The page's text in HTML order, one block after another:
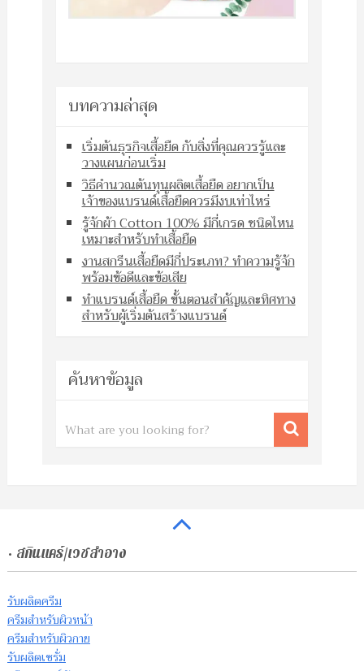
บทความล่าสุด
เริ่มต้นธุรกิจเสื้อยืด กับสิ่งที่คุณควรรู้และ
วางแผนก่อนเริ่ม
วิธีคำนวณต้นทุนผลิตเสื้อยืด อยากเป็น
เจ้าของแบรนด์เสื้อยืดควรมีงบเท่าไหร่
รู้จักผ้า Cotton 100% มีกี่เกรด ชนิดไหน
เหมาะสำหรับทำเสื้อยืด
งานสกรีนเสื้อยืดมีกี่ประเภท? ทำความรู้จัก
พร้อมข้อดีและข้อเสีย
ทำแบรนด์เสื้อยืด ขั้นตอนสำคัญและทิศทาง
สำหรับผู้เริ่มต้นสร้างแบรนด์
ค้นหาข้อมูล
• สกินแคร์/เวชสำอาง
รับผลิตครีม
ครีมสำหรับผิวหน้า
ครีมสำหรับผิวกาย
รับผลิตเซรั่ม